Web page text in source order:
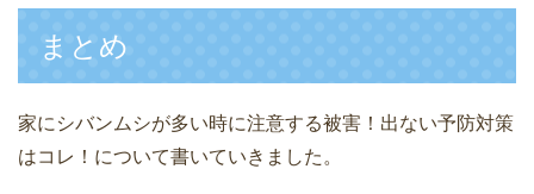
まとめ
家にシバンムシが多い時に注意する被害！出ない予防対策
はコレ！について書いていきました。